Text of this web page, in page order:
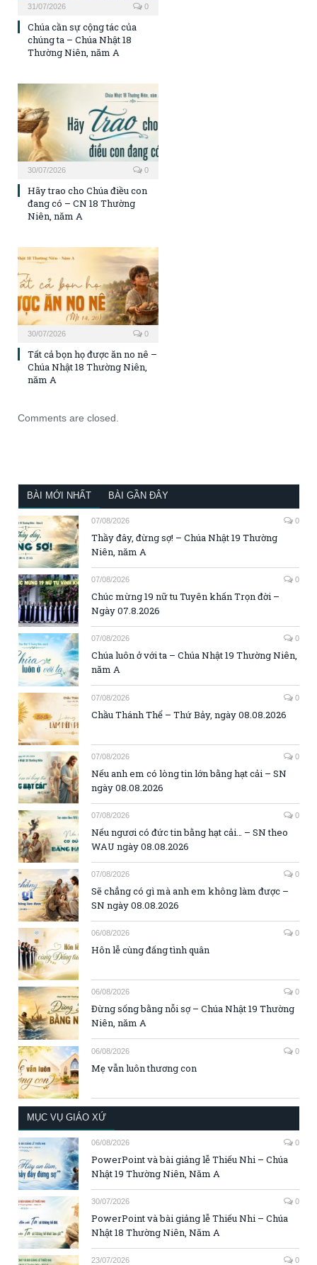
31/07/2026 0
Chúa cần sự cộng tác của
chúng ta – Chúa Nhật 18
Thường Niên, năm A
30/07/2026 0
Hãy trao cho Chúa điều con
đang có – CN 18 Thường
Niên, năm A
30/07/2026 0
Tất cả bọn họ được ăn no nê –
Chúa Nhật 18 Thường Niên,
năm A
Comments are closed.
BÀI MỚI NHẤT BÀI GẦN ĐÂY
07/08/2026 0
Thầy đây, đừng sợ! – Chúa Nhật 19 Thường
Niên, năm A
07/08/2026 0
Chúc mừng 19 nữ tu Tuyên khấn Trọn đời –
Ngày 07.8.2026
07/08/2026 0
Chúa luôn ở với ta – Chúa Nhật 19 Thường Niên,
năm A
07/08/2026 0
Chầu Thánh Thể – Thứ Bảy, ngày 08.08.2026
07/08/2026 0
Nếu anh em có lòng tin lớn bằng hạt cải – SN
ngày 08.08.2026
07/08/2026 0
Nếu ngươi có đức tin bằng hạt cải… – SN theo
WAU ngày 08.08.2026
07/08/2026 0
Sẽ chẳng có gì mà anh em không làm được –
SN ngày 08.08.2026
06/08/2026 0
Hôn lễ cùng đấng tình quân
06/08/2026 0
Đừng sống bằng nỗi sợ – Chúa Nhật 19 Thường
Niên, năm A
06/08/2026 0
Mẹ vẫn luôn thương con
MỤC VỤ GIÁO XỨ
06/08/2026 0
PowerPoint và bài giảng lễ Thiếu Nhi – Chúa
Nhật 19 Thường Niên, Năm A
30/07/2026 0
PowerPoint và bài giảng lễ Thiếu Nhi – Chúa
Nhật 18 Thường Niên, Năm A
23/07/2026 0